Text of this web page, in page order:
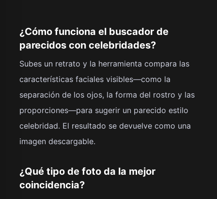
¿Cómo funciona el buscador de
parecidos con celebridades?
Subes un retrato y la herramienta compara las
características faciales visibles—como la
separación de los ojos, la forma del rostro y las
proporciones—para sugerir un parecido estilo
celebridad. El resultado se devuelve como una
imagen descargable.
¿Qué tipo de foto da la mejor
coincidencia?